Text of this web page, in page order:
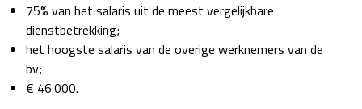
75% van het salaris uit de meest vergelijkbare
dienstbetrekking;
het hoogste salaris van de overige werknemers van de
bv;
€ 46.000.